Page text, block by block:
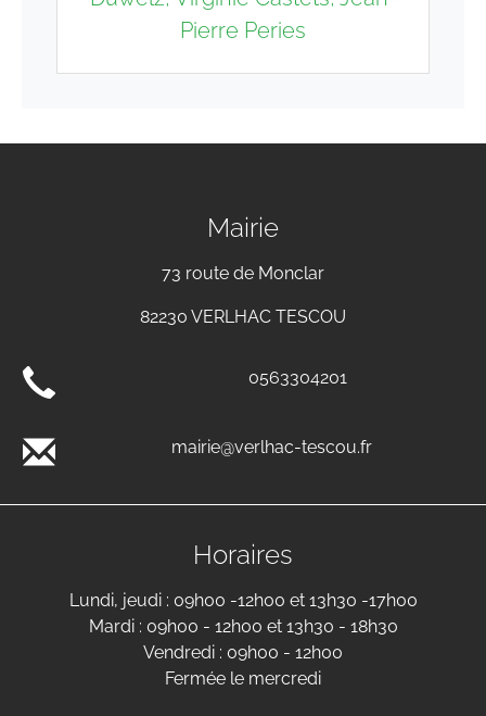
Pierre Peries
Mairie
73 route de Monclar
82230 VERLHAC TESCOU
0563304201
mairie@verlhac-tescou.fr
Horaires
Lundi, jeudi : 09h00 -12h00 et 13h30 -17h00
Mardi : 09h00 - 12h00 et 13h30 - 18h30
Vendredi : 09h00 - 12h00
Fermée le mercredi